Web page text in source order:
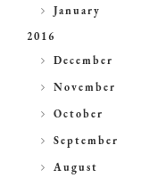
►
January
2016
►
December
►
November
►
October
►
September
►
August